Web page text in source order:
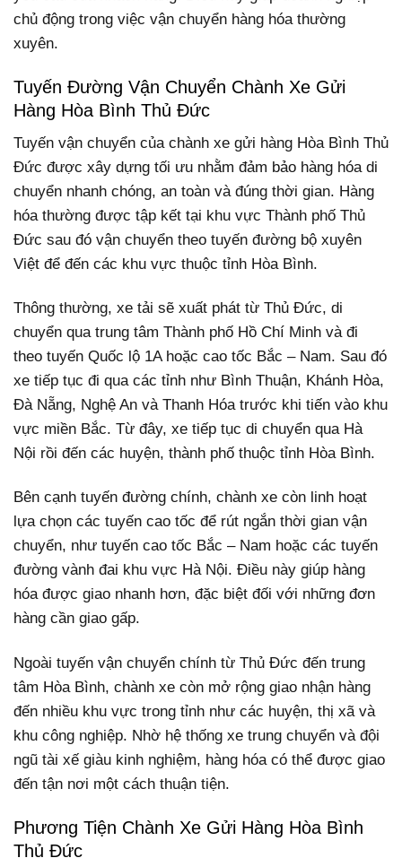
chủ động trong việc vận chuyển hàng hóa thường
xuyên.
Tuyến Đường Vận Chuyển Chành Xe Gửi
Hàng Hòa Bình Thủ Đức
Tuyến vận chuyển của chành xe gửi hàng Hòa Bình Thủ
Đức được xây dựng tối ưu nhằm đảm bảo hàng hóa di
chuyển nhanh chóng, an toàn và đúng thời gian. Hàng
hóa thường được tập kết tại khu vực Thành phố Thủ
Đức sau đó vận chuyển theo tuyến đường bộ xuyên
Việt để đến các khu vực thuộc tỉnh Hòa Bình.
Thông thường, xe tải sẽ xuất phát từ Thủ Đức, di
chuyển qua trung tâm Thành phố Hồ Chí Minh và đi
theo tuyến Quốc lộ 1A hoặc cao tốc Bắc – Nam. Sau đó
xe tiếp tục đi qua các tỉnh như Bình Thuận, Khánh Hòa,
Đà Nẵng, Nghệ An và Thanh Hóa trước khi tiến vào khu
vực miền Bắc. Từ đây, xe tiếp tục di chuyển qua Hà
Nội rồi đến các huyện, thành phố thuộc tỉnh Hòa Bình.
Bên cạnh tuyến đường chính, chành xe còn linh hoạt
lựa chọn các tuyến cao tốc để rút ngắn thời gian vận
chuyển, như tuyến cao tốc Bắc – Nam hoặc các tuyến
đường vành đai khu vực Hà Nội. Điều này giúp hàng
hóa được giao nhanh hơn, đặc biệt đối với những đơn
hàng cần giao gấp.
Ngoài tuyến vận chuyển chính từ Thủ Đức đến trung
tâm Hòa Bình, chành xe còn mở rộng giao nhận hàng
đến nhiều khu vực trong tỉnh như các huyện, thị xã và
khu công nghiệp. Nhờ hệ thống xe trung chuyển và đội
ngũ tài xế giàu kinh nghiệm, hàng hóa có thể được giao
đến tận nơi một cách thuận tiện.
Phương Tiện Chành Xe Gửi Hàng Hòa Bình
Thủ Đức